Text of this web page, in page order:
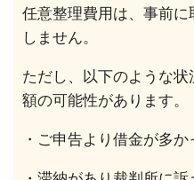
任意整理費用は、事前
しません。
ただし、以下のような
額の可能性があります。
・ご申告より借金が多か